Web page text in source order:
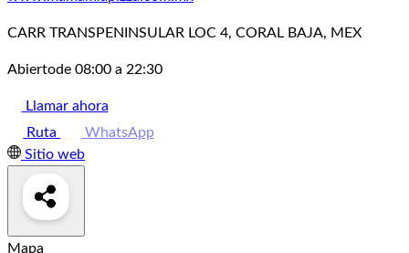
CARR TRANSPENINSULAR LOC 4, CORAL BAJA, MEX
Abiertode 08:00 a 22:30
Llamar ahora
Ruta
WhatsApp
Sitio web
Mapa